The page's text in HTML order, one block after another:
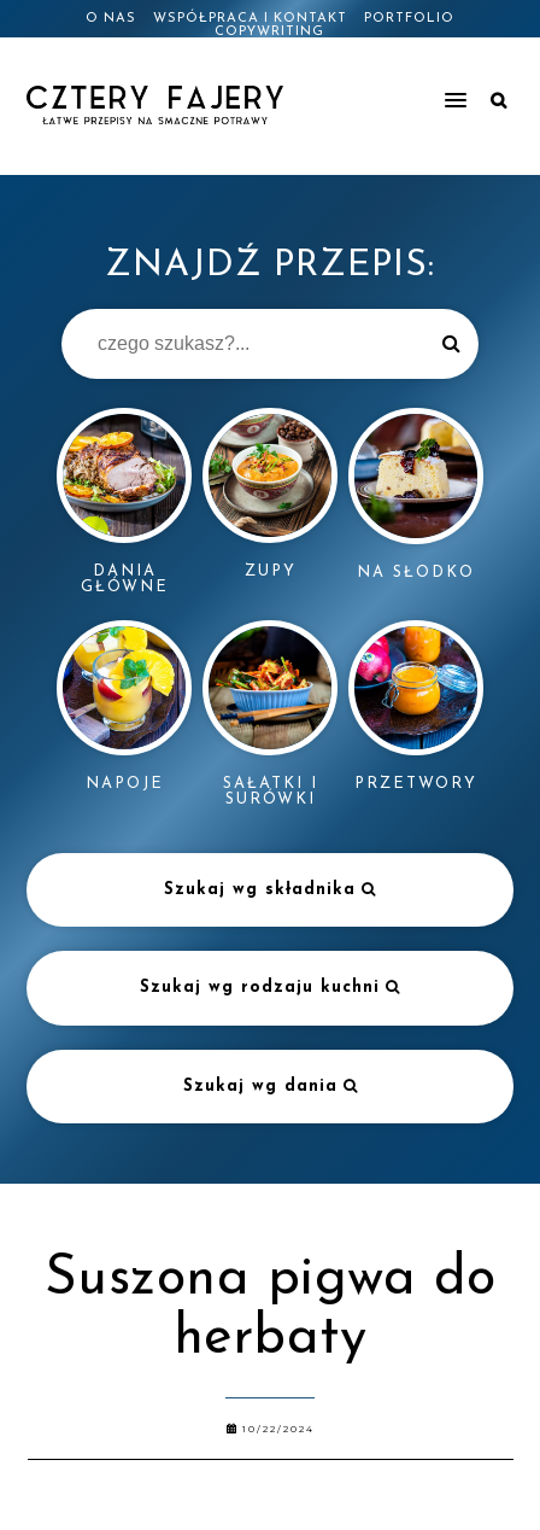
O NAS WSPÓŁPRACA I KONTAKT
PORTFOLIO
COPYWRITING
ZNAJDŹ PRZEPIS:
DANIA
GŁÓWNE
ZUPY NA SŁODKO
NAPOJE
SAŁATKI I
SURÓWKI
PRZETWORY
Szukaj wg składnika
Szukaj wg rodzaju kuchni
Szukaj wg dania
Suszona pigwa do
herbaty
10/22/2024